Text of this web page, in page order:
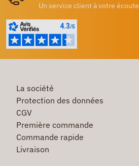
Un service client à votre écoute
La société
Protection des données
CGV
Première commande
Commande rapide
Livraison